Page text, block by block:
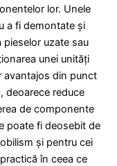
lor. Unele
a fi demontate și
pieselor uzate sau
unei unități
avantajos din punct
deoarece reduce
de componente
poate fi deosebit de
și pentru cei
în ceea ce